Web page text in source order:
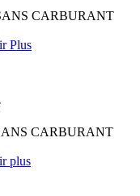
CARBURANT
Plus
CARBURANT
plus